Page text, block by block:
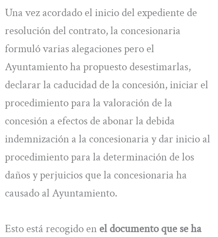
Una vez acordado el inicio del expediente de
resolución del contrato, la concesionaria
formuló varias alegaciones pero el
Ayuntamiento ha propuesto desestimarlas,
declarar la caducidad de la concesión, iniciar el
procedimiento para la valoración de la
concesión a efectos de abonar la debida
indemnización a la concesionaria y dar inicio al
procedimiento para la determinación de los
daños y perjuicios que la concesionaria ha
causado al Ayuntamiento.
Esto está recogido en el documento que se ha